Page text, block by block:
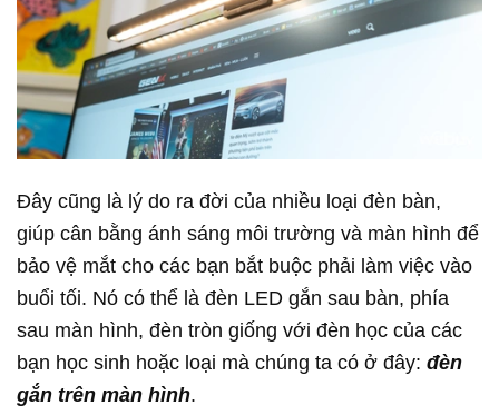
Đây cũng là lý do ra đời của nhiều loại đèn bàn,
giúp cân bằng ánh sáng môi trường và màn hình để
bảo vệ mắt cho các bạn bắt buộc phải làm việc vào
buổi tối. Nó có thể là đèn LED gắn sau bàn, phía
sau màn hình, đèn tròn giống với đèn học của các
bạn học sinh hoặc loại mà chúng ta có ở đây: đèn
gắn trên màn hình.